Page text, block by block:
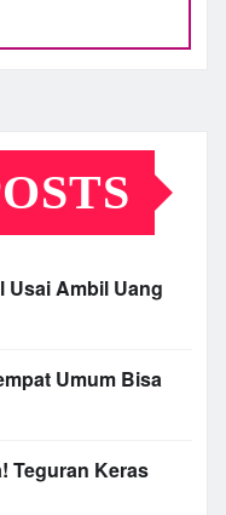
Ambil Uang
Umum Bisa
Teguran Keras